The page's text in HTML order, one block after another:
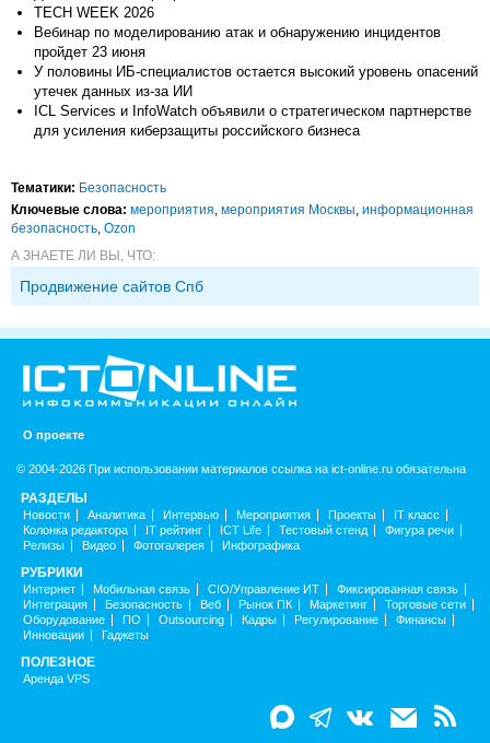
TECH WEEK 2026
Вебинар по моделированию атак и обнаружению инцидентов
пройдет 23 июня
У половины ИБ-специалистов остается высокий уровень опасений
утечек данных из-за ИИ
ICL Services и InfoWatch объявили о стратегическом партнерстве
для усиления киберзащиты российского бизнеса
Тематики: Безопасность
Ключевые слова: мероприятия мероприятия Москвы информационная
безопасность Ozon
А ЗНАЕТЕ ЛИ ВЫ, ЧТО:
Продвижение сайтов Спб
О проекте
© 2004-2026 При использовании материалов ссылка на ict-online.ru обязательна
РАЗДЕЛЫ
Новости Аналитика Интервью Мероприятия Проекты
IT класс
Колонка редактора
IT рейтинг ICT Life Тестовый стенд
Фигура речи
Релизы
Видео Фотогалерея Инфографика
РУБРИКИ
Интернет Мобильная связь CIO/Управление ИТ
Фиксированная связь
Интеграция
Безопасность Веб Рынок ПК Маркетинг
Торговые сети
Оборудование
ПО Outsourcing Кадры Регулирование
Финансы
Инновации
Гаджеты
ПОЛЕЗНОЕ
Аренда VPS